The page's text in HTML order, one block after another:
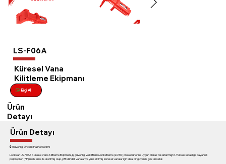
LS-F06A
Küresel Vana
Kilitleme Ekipmanı
Bilgi Al
Ürün
Detayı
🔒 Güvenliği Öncelik Haline Getirin!
Locksan LS-F06A Küresel Vana Kilitleme Ekipmanı, iş güvenliği ve kilitleme/etiketleme (LOTO) prosedürlerine uygun olarak tasarlanmıştır. Yüksek sıcaklığa dayanıklı
polipropilen (PP) malzeme ile üretilmiş olup, çift silindirli vanalar ve yükseltilmiş küresel vanalar için ideal bir güvenlik çözümüdür.
Ürün Detayı